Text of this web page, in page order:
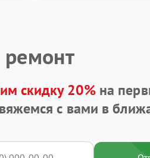
ремонт
скидку 20%на
с вами в